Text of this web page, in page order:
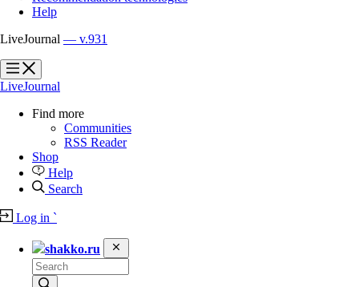
Help
LiveJournal — v.931
?
?
LiveJournal
Find more
Communities
RSS Reader
Shop
Help
Search
Log in `
shakko.ru